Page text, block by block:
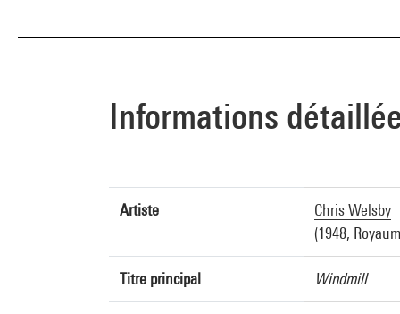
Informations
Artiste
Chris Welsby
(1948,
Titre principal Windmill